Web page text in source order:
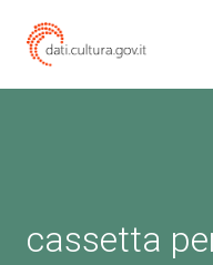
cassetta